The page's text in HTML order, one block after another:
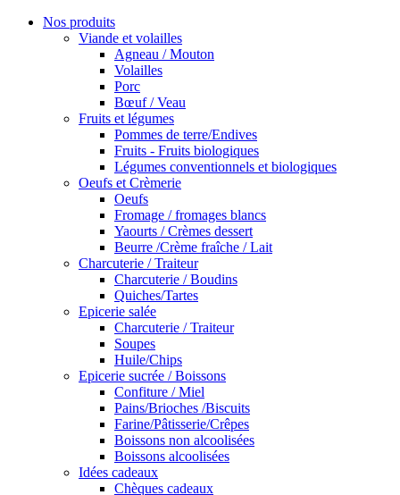
Nos produits
Viande et volailles
Agneau / Mouton
Volailles
Porc
Bœuf / Veau
Fruits et légumes
Pommes de terre/Endives
Fruits - Fruits biologiques
Légumes conventionnels et biologiques
Oeufs et Crèmerie
Oeufs
Fromage / fromages blancs
Yaourts / Crèmes dessert
Beurre /Crème fraîche / Lait
Charcuterie / Traiteur
Charcuterie / Boudins
Quiches/Tartes
Epicerie salée
Charcuterie / Traiteur
Soupes
Huile/Chips
Epicerie sucrée / Boissons
Confiture / Miel
Pains/Brioches /Biscuits
Farine/Pâtisserie/Crêpes
Boissons non alcoolisées
Boissons alcoolisées
Idées cadeaux
Chèques cadeaux